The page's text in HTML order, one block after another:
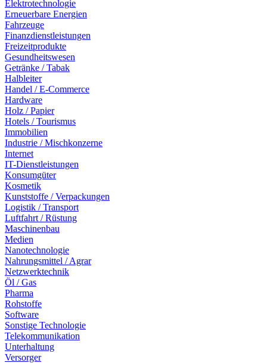
Elektrotechnologie
Erneuerbare Energien
Fahrzeuge
Finanzdienstleistungen
Freizeitprodukte
Gesundheitswesen
Getränke / Tabak
Halbleiter
Handel / E-Commerce
Hardware
Holz / Papier
Hotels / Tourismus
Immobilien
Industrie / Mischkonzerne
Internet
IT-Dienstleistungen
Konsumgüter
Kosmetik
Kunststoffe / Verpackungen
Logistik / Transport
Luftfahrt / Rüstung
Maschinenbau
Medien
Nanotechnologie
Nahrungsmittel / Agrar
Netzwerktechnik
Öl / Gas
Pharma
Rohstoffe
Software
Sonstige Technologie
Telekommunikation
Unterhaltung
Versorger